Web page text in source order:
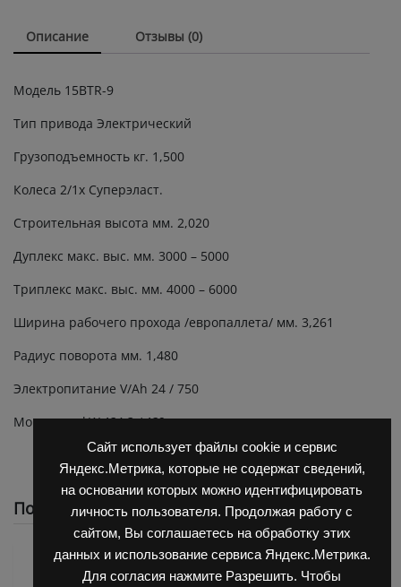
Сайт использует файлы cookie и сервис
Яндекс.Метрика, которые не содержат сведений,
на основании которых можно идентифицировать
личность пользователя. Продолжая работу с
сайтом, Вы соглашаетесь на обработку этих
данных и использование сервиса Яндекс.Метрика.
Для согласия нажмите Разрешить. Чтобы
Описание Отзывы (0)
Модель 15BTR-9
Тип привода Электрический
Грузоподъемность кг. 1,500
Колеса 2/1х Суперэласт.
Строительная высота мм. 2,020
Дуплекс макс. выс. мм. 3000 – 5000
Триплекс макс. выс. мм. 4000 – 6000
Ширина рабочего прохода /европаллета/ мм. 3,261
Радиус поворота мм. 1,480
Электропитание V/Ah 24 / 750
Мощность kW 1?4.3 / 1?9
Похожие